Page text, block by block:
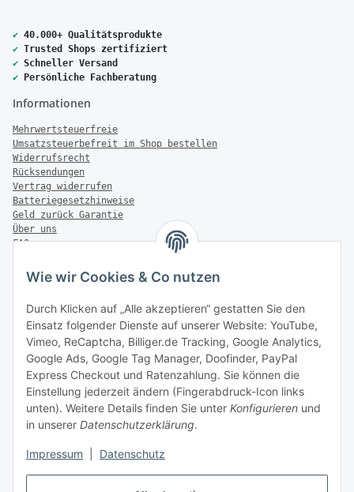
Wie wir Cookies & Co nutzen
Durch Klicken auf „Alle akzeptieren“ gestatten Sie den
Einsatz folgender Dienste auf unserer Website: YouTube,
Vimeo, ReCaptcha, Billiger.de Tracking, Google Analytics,
Google Ads, Google Tag Manager, Doofinder, PayPal
Express Checkout und Ratenzahlung. Sie können die
Einstellung jederzeit ändern (Fingerabdruck-Icon links
unten). Weitere Details finden Sie unter Konfigurieren und
in unserer Datenschutzerklärung.
Impressum Datenschutz
✔ 40.000+ Qualitätsprodukte
✔ Trusted Shops zertifiziert
✔ Schneller Versand
✔ Persönliche Fachberatung
Informationen
Mehrwertsteuerfreie
Umsatzsteuerbefreit im Shop bestellen
Widerrufsrecht
Rücksendungen
Vertrag widerrufen
Batteriegesetzhinweise
Geld zurück Garantie
Über uns
FAQ
Zahlung & Versand
Versandinformationen
Sonstiges